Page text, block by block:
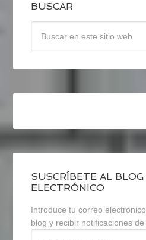
BUSCAR
SUSCRÍBETE AL
ELECTRÓNICO
Introduce tu correo
blog y recibir notificaciones